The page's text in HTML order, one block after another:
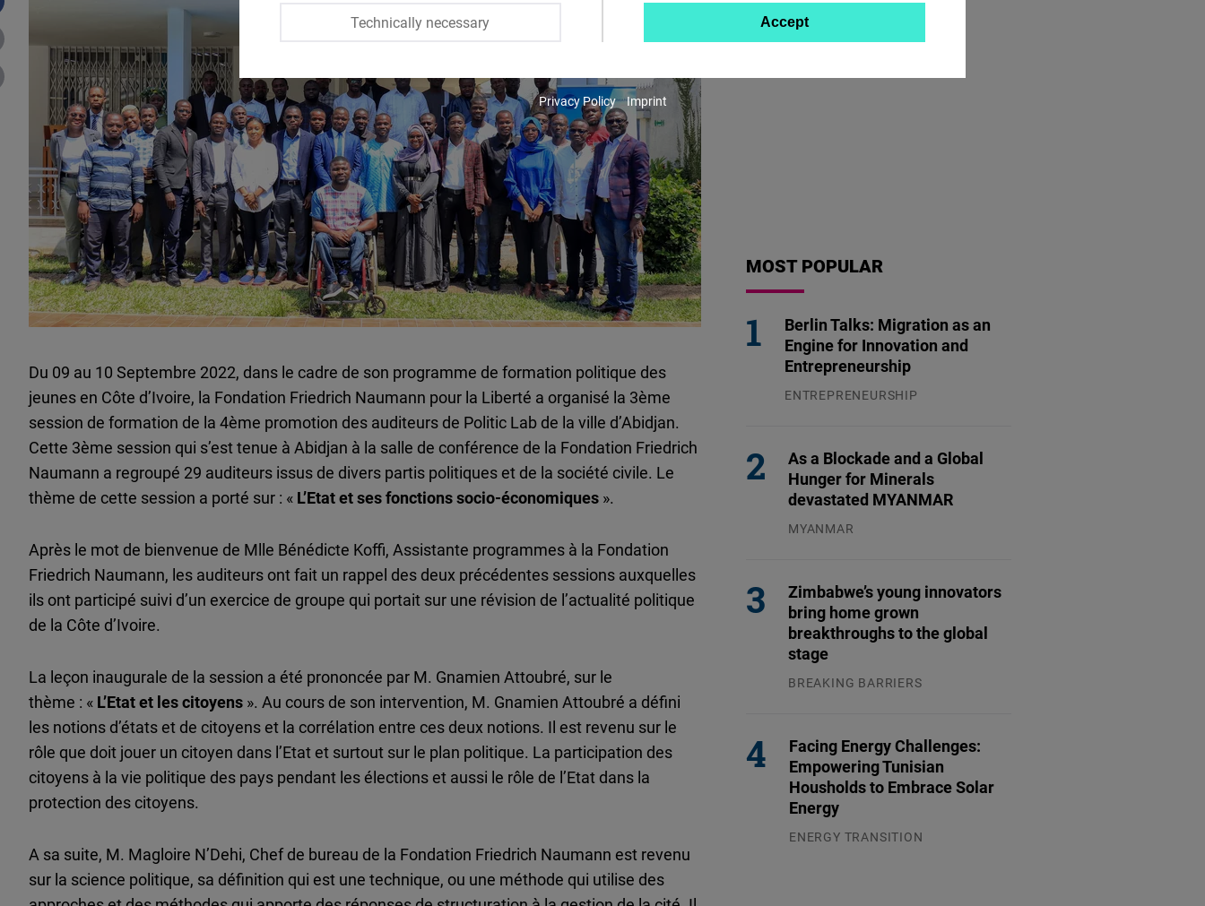
Du 09 au 10 Septembre 2022, dans le cadre de son programme de formation politique des
jeunes en Côte d’Ivoire, la Fondation Friedrich Naumann pour la Liberté a organisé la 3ème
session de formation de la 4ème promotion des auditeurs de Politic Lab de la ville d’Abidjan.
Cette 3ème session qui s’est tenue à Abidjan à la salle de conférence de la Fondation Friedrich
Naumann a regroupé 29 auditeurs issus de divers partis politiques et de la société civile. Le
thème de cette session a porté sur : « L’Etat et ses fonctions socio-économiques ».
Après le mot de bienvenue de Mlle Bénédicte Koffi, Assistante programmes à la Fondation
Friedrich Naumann, les auditeurs ont fait un rappel des deux précédentes sessions auxquelles
ils ont participé suivi d’un exercice de groupe qui portait sur une révision de l’actualité politique
de la Côte d’Ivoire.
La leçon inaugurale de la session a été prononcée par M. Gnamien Attoubré, sur le
thème : « L’Etat et les citoyens ». Au cours de son intervention, M. Gnamien Attoubré a défini
les notions d’états et de citoyens et la corrélation entre ces deux notions. Il est revenu sur le
rôle que doit jouer un citoyen dans l’Etat et surtout sur le plan politique. La participation des
citoyens à la vie politique des pays pendant les élections et aussi le rôle de l’Etat dans la
protection des citoyens.
A sa suite, M. Magloire N’Dehi, Chef de bureau de la Fondation Friedrich Naumann est revenu
sur la science politique, sa définition qui est une technique, ou une méthode qui utilise des
MOST POPULAR
Berlin Talks: Migration as an
Engine for Innovation and
Entrepreneurship
ENTREPRENEURSHIP
As a Blockade and a Global
Hunger for Minerals
devastated MYANMAR
MYANMAR
Zimbabwe’s young innovators
bring home grown
breakthroughs to the global
stage
BREAKING BARRIERS
Facing Energy Challenges:
Empowering Tunisian
Housholds to Embrace Solar
Energy
ENERGY TRANSITION
Technically necessary
Instagram
Embed
Youtube
Embed
Google
Maps
Embed
Cloudinary
Flickr
Embed
Podigee
Embed
Typeform
Embed
Accept
Privacy Policy Imprint